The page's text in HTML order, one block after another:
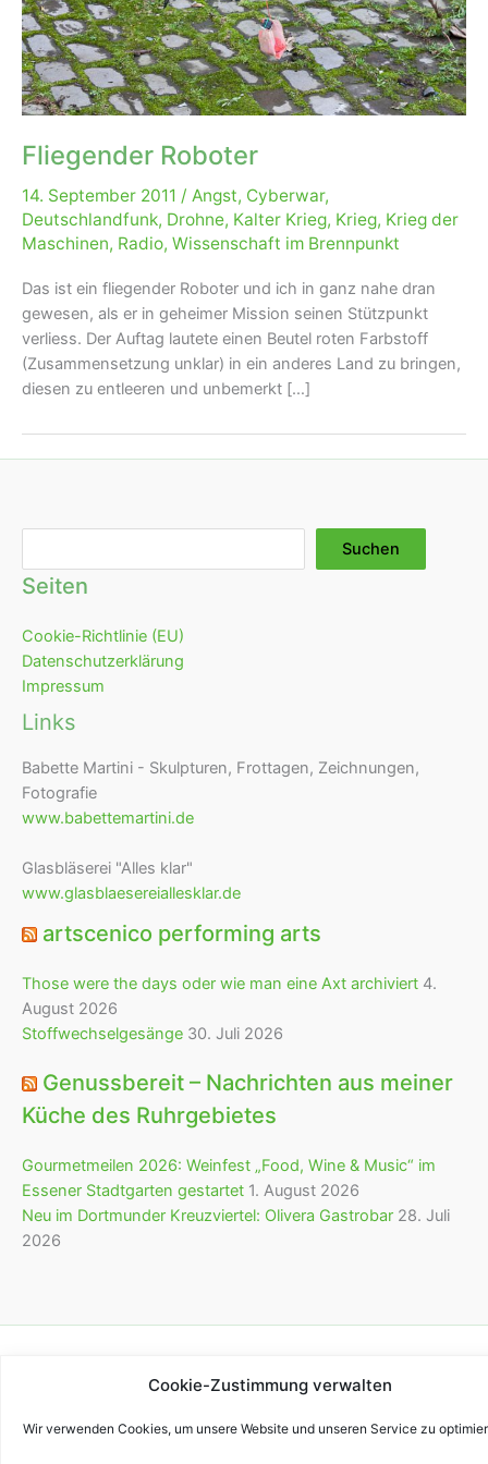
Cookie-Zustimmung verwalten
Wir verwenden Cookies, um unsere Website und unseren Service zu
Fliegender Roboter
14. September 2011 / Angst, Cyberwar,
Deutschlandfunk, Drohne, Kalter Krieg, Krieg, Krieg der
Maschinen, Radio, Wissenschaft im Brennpunkt
Das ist ein fliegender Roboter und ich in ganz nahe dran
gewesen, als er in geheimer Mission seinen Stützpunkt
verliess. Der Auftag lautete einen Beutel roten Farbstoff
(Zusammensetzung unklar) in ein anderes Land zu bringen,
diesen zu entleeren und unbemerkt […]
Suchen
Seiten
Cookie-Richtlinie (EU)
Datenschutzerklärung
Impressum
Links
Babette Martini - Skulpturen, Frottagen, Zeichnungen,
Fotografie
www.babettemartini.de
Glasbläserei "Alles klar"
www.glasblaesereiallesklar.de
artscenico performing arts
Those were the days oder wie man eine Axt archiviert 4.
August 2026
Stoffwechselgesänge 30. Juli 2026
Genussbereit – Nachrichten aus meiner
Küche des Ruhrgebietes
Gourmetmeilen 2026: Weinfest „Food, Wine & Music“ im
Essener Stadtgarten gestartet 1. August 2026
Neu im Dortmunder Kreuzviertel: Olivera Gastrobar 28. Juli
2026
Copyright © 2026 bürofürvieles